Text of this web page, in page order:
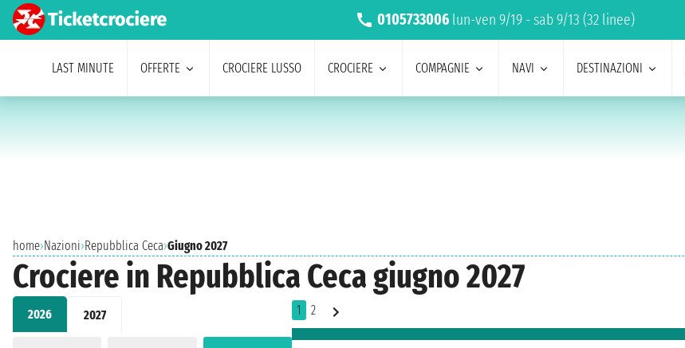
0105733006 lun-ven 9/19 - sab 9/13 (32 linee)
LAST MINUTE OFFERTE CROCIERE LUSSO CROCIERE COMPAGNIE NAVI DESTINAZIONI
home›Nazioni›Repubblica Ceca›Giugno 2027
Crociere in Repubblica Ceca giugno 2027
2026 2027 1 2